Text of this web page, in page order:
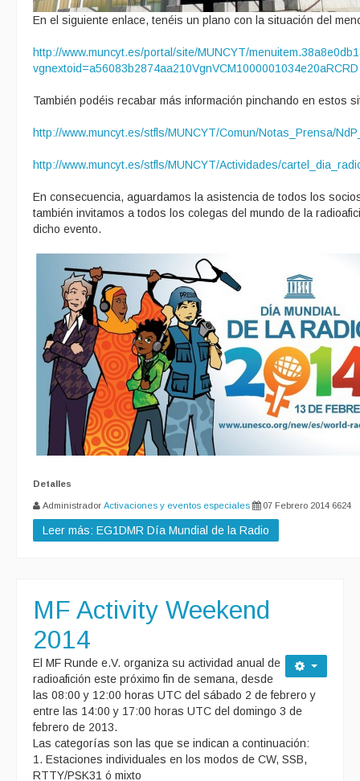
En el siguiente enlace, tenéis un plano con la situación del
http://www.muncyt.es/portal/site/MUNCYT/
vgnextoid=a56083b2874aa210VgnVCM1000001034e20aRCRD
También podéis recabar más información pinchando en estos
http://www.muncyt.es/stfls/MUNCYT/Comun/Notas_Prensa/
http://www.muncyt.es/stfls/MUNCYT/Actividades/
En consecuencia, aguardamos la asistencia de todos los
también invitamos a todos los colegas del mundo de la
dicho evento.
Detalles
Administrador Activaciones y eventos especiales 07 Febrero 2014 6624
Leer más: EG1DMR Día Mundial de la Radio
MF Activity Weekend
2014
El MF Runde e.V. organiza su actividad anual de
radioafición este próximo fin de semana, desde
las 08:00 y 12:00 horas UTC del sábado 2 de febrero y
entre las 14:00 y 17:00 horas UTC del domingo 3 de
febrero de 2013.
Las categorías son las que se indican a continuación:
1. Estaciones individuales en los modos de CW, SSB,
RTTY/PSK31 ó mixto